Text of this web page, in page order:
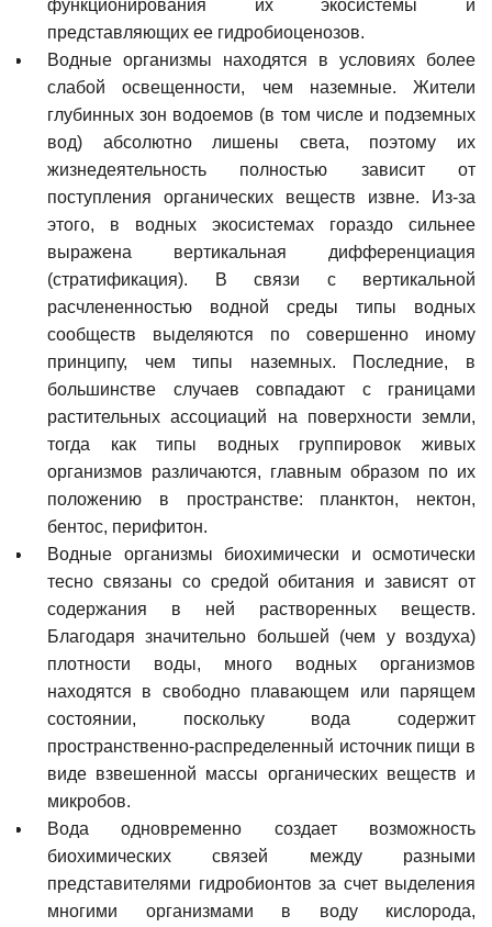
функционирования их экосистемы и
представляющих ее гидробиоценозов.
Водные организмы находятся в условиях более
слабой освещенности, чем наземные. Жители
глубинных зон водоемов (в том числе и подземных
вод) абсолютно лишены света, поэтому их
жизнедеятельность полностью зависит от
поступления органических веществ извне. Из-за
этого, в водных экосистемах гораздо сильнее
выражена вертикальная дифференциация
(стратификация). В связи с вертикальной
расчлененностью водной среды типы водных
сообществ выделяются по совершенно иному
принципу, чем типы наземных. Последние, в
большинстве случаев совпадают с границами
растительных ассоциаций на поверхности земли,
тогда как типы водных группировок живых
организмов различаются, главным образом по их
положению в пространстве: планктон, нектон,
бентос, перифитон.
Водные организмы биохимически и осмотически
тесно связаны со средой обитания и зависят от
содержания в ней растворенных веществ.
Благодаря значительно большей (чем у воздуха)
плотности воды, много водных организмов
находятся в свободно плавающем или парящем
состоянии, поскольку вода содержит
пространственно-распределенный источник пищи в
виде взвешенной массы органических веществ и
микробов.
Вода одновременно создает возможность
биохимических связей между разными
представителями гидробионтов за счет выделения
многими организмами в воду кислорода,